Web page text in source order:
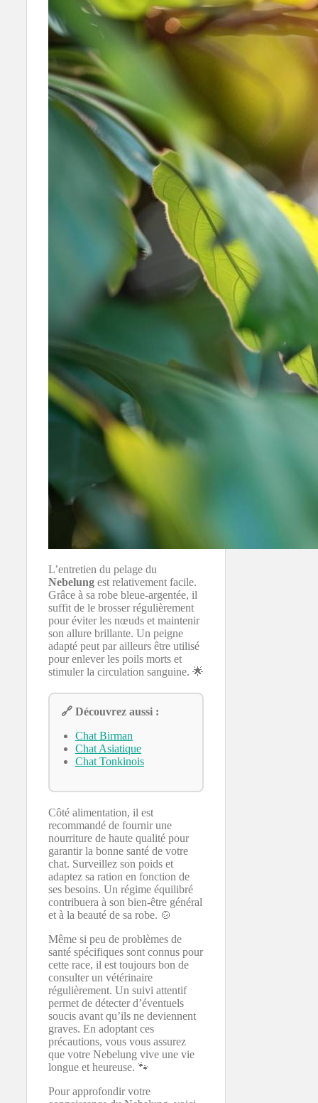
L’entretien du pelage du
Nebelung est relativement facile.
Grâce à sa robe bleue-argentée, il
suffit de le brosser régulièrement
pour éviter les nœuds et maintenir
son allure brillante. Un peigne
adapté peut par ailleurs être utilisé
pour enlever les poils morts et
stimuler la circulation sanguine. 🌟
🔗 Découvrez aussi :
Chat Birman
Chat Asiatique
Chat Tonkinois
Côté alimentation, il est
recommandé de fournir une
nourriture de haute qualité pour
garantir la bonne santé de votre
chat. Surveillez son poids et
adaptez sa ration en fonction de
ses besoins. Un régime équilibré
contribuera à son bien-être général
et à la beauté de sa robe. 🍲
Même si peu de problèmes de
santé spécifiques sont connus pour
cette race, il est toujours bon de
consulter un vétérinaire
régulièrement. Un suivi attentif
permet de détecter d’éventuels
soucis avant qu’ils ne deviennent
graves. En adoptant ces
précautions, vous vous assurez
que votre Nebelung vive une vie
longue et heureuse. 🐾
Pour approfondir votre